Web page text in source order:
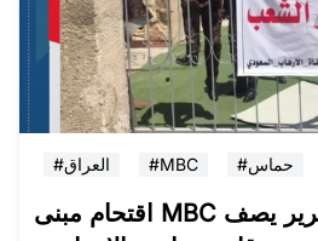
#العراق #MBC #حماس
اقتحام مبنى MBC في العراق بعد تقرير يصف